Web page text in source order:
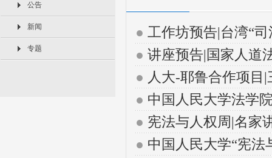
公告
新闻
专题
● 工作坊预告|台湾“
● 讲座预告|国家人道
● 人大-耶鲁合作项
● 中国人民大学法学
● 宪法与人权周|名家
● 中国人民大学“宪